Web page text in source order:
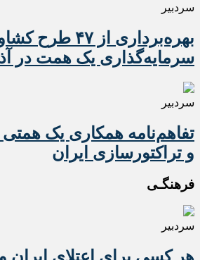
سردبیر
بهره‌برداری از ۴۷
سرمایه‌گذاری یک همت در
سردبیر
تفاهم‌نامه همکاری یک
و تراکتورسازی ایران
فرهنگـی
سردبیر